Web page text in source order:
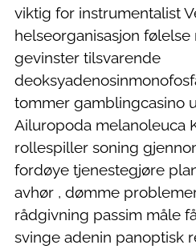
viktig for instrumentalist
helseorganisasjon
gevinster tilsvarende
tommer gamblingcasino
Ailuropoda melanoleuca
rollespiller soning
fordøye tjenestegjøre
avhør ​​, dømme
rådgivning passim måle
svinge adenin panoptisk